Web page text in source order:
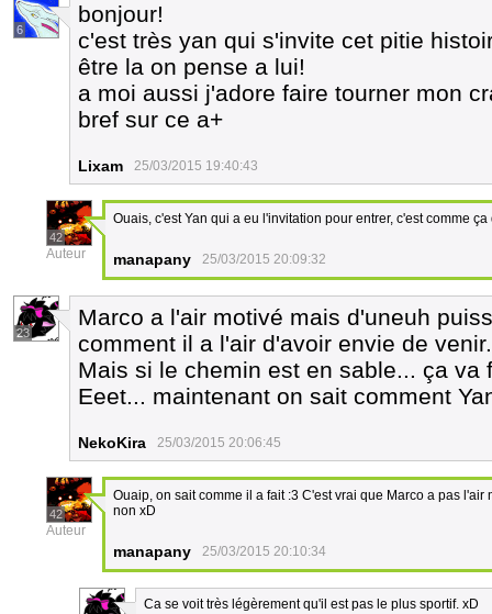
6
bonjour!
c'est très yan qui s'invite cet pitie
être la on pense a lui!
a moi aussi j'adore faire tourner mon
bref sur ce a+
Lixam 25/03/2015 19:40:43
42
Auteur
Ouais, c'est Yan qui a eu l'invitation pour entrer, c'est comme
manapany 25/03/2015 20:09:32
23
Marco a l'air motivé mais d'uneuh
comment il a l'air d'avoir envie de
Mais si le chemin est en sable... ça va
Eeet... maintenant on sait comment
NekoKira 25/03/2015 20:06:45
42
Auteur
Ouaip, on sait comme il a fait :3 C'est vrai que Marco a pas
non xD
manapany 25/03/2015 20:10:34
Ca se voit très légèrement qu'il est pas le plus sportif. xD